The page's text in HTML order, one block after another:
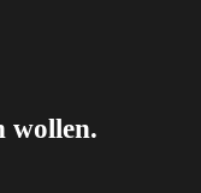
wollen.